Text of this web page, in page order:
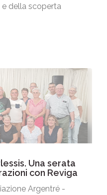
e della scoperta
Una serata
con Reviga
Argentré -